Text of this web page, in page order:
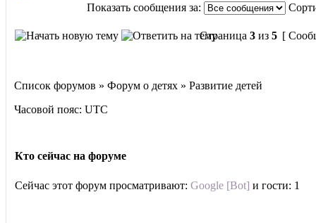
Показать сообщения за:
Страница 3 из 5 [
Список форумов » Форум о детях » Развитие детей
Часовой пояс: UTC
Кто сейчас на форуме
Сейчас этот форум просматривают: Google [Bot] и гости: 1